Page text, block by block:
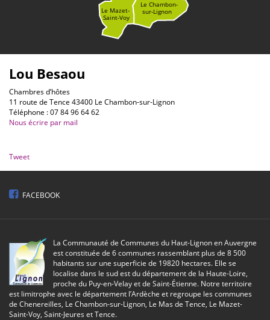
Le Chambon-
sur-Lignon
Le Mazet-
Saint-Voy
Lou Besaou
Chambres d’hôtes
11 route de Tence 43400 Le Chambon-sur-Lignon
Téléphone : 07 84 96 64 62
Nous écrire par mail
Tweet
FACEBOOK
La Communauté de Communes du Haut-Lignon en Auvergne
est constituée de 6 communes rassemblant plus de 8 500
habitants sur une superficie de 19820 hectares. Elle se
localise dans le sud est du département de la Haute-Loire,
proche du Puy-en-Velay et de Saint-Étienne. Notre territoire
est limitrophe avec le département l’Ardèche et regroupe les communes
de Chenereilles, Le Chambon-sur-Lignon, Le Mas de Tence, Le Mazet-
Saint-Voy, Saint-Jeures et Tence.